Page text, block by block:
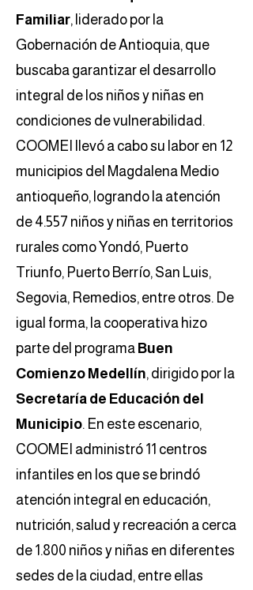
Familiar, liderado por la
Gobernación de Antioquia, que
buscaba garantizar el desarrollo
integral de los niños y niñas en
condiciones de vulnerabilidad.
COOMEI llevó a cabo su labor en 12
municipios del Magdalena Medio
antioqueño, logrando la atención
de 4.557 niños y niñas en territorios
rurales como Yondó, Puerto
Triunfo, Puerto Berrío, San Luis,
Segovia, Remedios, entre otros. De
igual forma, la cooperativa hizo
parte del programa Buen
Comienzo Medellín, dirigido por la
Secretaría de Educación del
Municipio. En este escenario,
COOMEI administró 11 centros
infantiles en los que se brindó
atención integral en educación,
nutrición, salud y recreación a cerca
de 1.800 niños y niñas en diferentes
sedes de la ciudad, entre ellas